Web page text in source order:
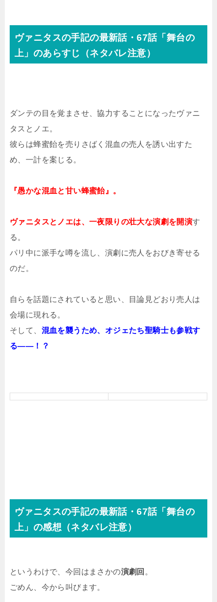
ヴァニタスの手記の最新話・67話「舞台の
上」のあらすじ（ネタバレ注意）
ダンテの目を覚まさせ、協力することになったヴァニ
タスとノエ。
彼らは蜂蜜飴を売りさばく混血の売人を誘い出すた
め、一計を案じる。
『愚かな混血と甘い蜂蜜飴』。
ヴァニタスとノエは、一夜限りの壮大な演劇を開演す
る。
パリ中に派手な噂を流し、演劇に売人をおびき寄せる
のだ。
自らを話題にされていると思い、目論見どおり売人は
会場に現れる。
そして、 混血を襲うため、オジェたち聖騎士も参戦す
る――！？
ヴァニタスの手記の最新話・67話「舞台の
上」の感想（ネタバレ注意）
というわけで、今回はまさかの演劇回 。
ごめん、今から叫びます。